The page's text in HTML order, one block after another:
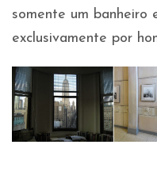
somente um banheiro
exclusivamente por